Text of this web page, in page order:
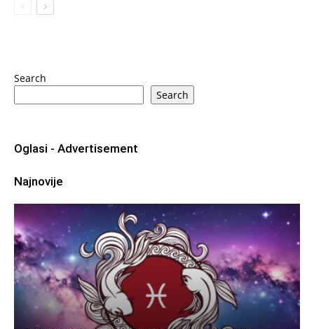
Search
Search
Oglasi - Advertisement
Najnovije